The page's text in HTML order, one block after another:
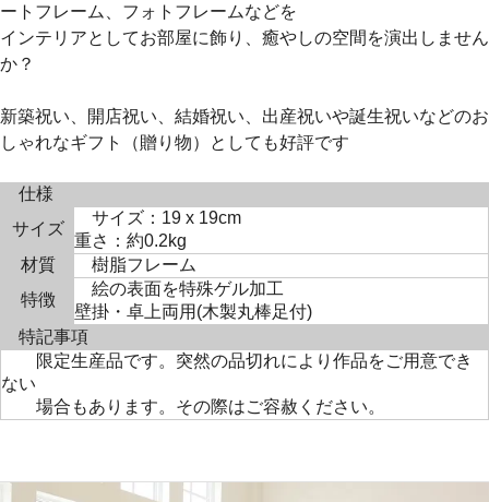
ートフレーム、フォトフレームなどを
インテリアとしてお部屋に飾り、癒やしの空間を演出しません
か？
新築祝い、開店祝い、結婚祝い、出産祝いや誕生祝いなどのお
しゃれなギフト（贈り物）としても好評です
仕様
サイズ
サイズ：19 x 19cm
重さ：約0.2kg
材質
樹脂フレーム
特徴
絵の表面を特殊ゲル加工
壁掛・卓上両用(木製丸棒足付)
特記事項
限定生産品です。突然の品切れにより作品をご用意でき
ない
場合もあります。その際はご容赦ください。